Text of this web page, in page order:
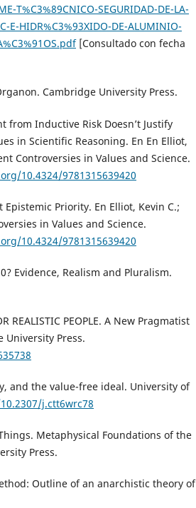
T%C3%89CNICO-SEGURIDAD-DE-LA-
E-HIDR%C3%93XIDO-DE-ALUMINIO-
[Consultado con fecha
Cambridge University Press.
from Inductive Risk Doesn’t Justify
in Scientific Reasoning. En En Elliot,
Controversies in Values and Science.
10.4324/9781315639420
Priority. En Elliot, Kevin C.;
in Values and Science.
10.4324/9781315639420
Evidence, Realism and Pluralism.
REALISTIC PEOPLE. A New Pragmatist
University Press.
and the value-free ideal. University of
j.ctt6wrc78
Metaphysical Foundations of the
Press.
Outline of an anarchistic theory of